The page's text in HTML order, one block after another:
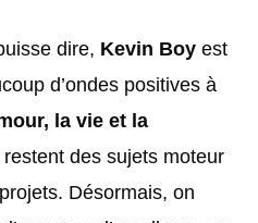
dire, Kevin Boy est
d’ondes positives à
la vie et la
restent des sujets moteur
Désormais, on